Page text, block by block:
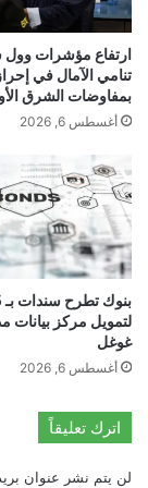
ت
ا
ح
ا
س
ت
ر
ا
ر
ل
و
ج
و
د
ا
ب
ا
ب
ل
ل
ب
ا
ن
ي
ه
م
ذ
ه
ب
ل
ب
ن
ارتفاع مؤشرات
تنامي الآمال في
بمفاوضات الشرق
أغسطس 6, 2026
لتمويل مركز بيانات
غوغل
أغسطس 6, 2026
اترك تعليقاً
لن يتم نشر عنوان